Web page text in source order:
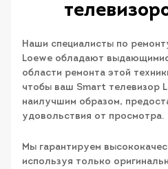
Наши специалисты по
Loewe обладают
области ремонта этой
чтобы ваш Smart телевизор
наилучшим образом,
удовольствия от просмотра.
Мы гарантируем
используя только